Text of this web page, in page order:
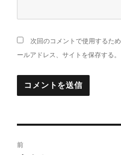
次回のコメントで使用するた
ールアドレス、サイトを保存する。
前